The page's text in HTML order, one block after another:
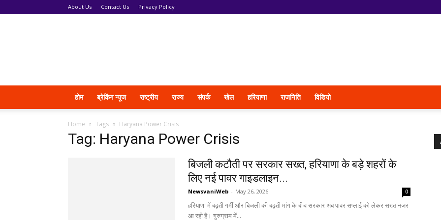
About Us Contact Us Privacy Policy
होम ब्रेकिंग न्यूज राष्ट्रीय राज्य संपर्क खेल हरियाणा राजनिति विडियो
Home Tags Haryana Power Crisis
Tag: Haryana Power Crisis
बिजली कटौती पर सरकार सख्त, हरियाणा के बड़े शहरों के
लिए नई पावर गाइडलाइन...
NewsvaniWeb - May 26, 2026 0
हरियाणा में बढ़ती गर्मी और बिजली की बढ़ती मांग के बीच सरकार अब पावर सप्लाई को लेकर सख्त नजर
आ रही है। गुरुग्राम में...